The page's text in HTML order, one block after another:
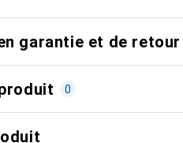
garantie et de retour
0